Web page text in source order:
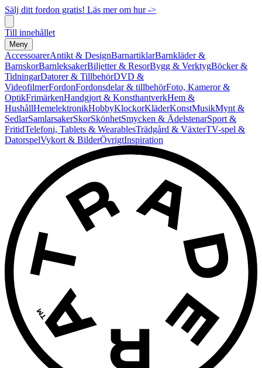
Sälj ditt fordon gratis! Läs mer om hur ->
Till innehållet
Meny
AccessoarerAntikt & DesignBarnartiklarBarnkläder &
BarnskorBarnleksakerBiljetter & ResorBygg & VerktygBöcker &
TidningarDatorer & TillbehörDVD &
VideofilmerFordonFordonsdelar & tillbehörFoto, Kameror &
OptikFrimärkenHandgjort & KonsthantverkHem &
HushållHemelektronikHobbyKlockorKläderKonstMusikMynt &
SedlarSamlarsakerSkorSkönhetSmycken & ÄdelstenarSport &
FritidTelefoni, Tablets & WearablesTrädgård & VäxterTV-spel &
DatorspelVykort & BilderÖvrigtInspiration